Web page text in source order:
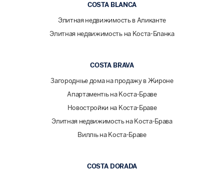
COSTA BLANCA
Элитная недвижимость в Аликанте
Элитная недвижимость на Коста-Бланка
COSTA BRAVA
Загородные дома на продажу в Жироне
Апартаменты на Коста-Браве
Новостройки на Коста-Браве
Элитная недвижимость на Коста-Брава
Виллы на Коста-Браве
COSTA DORADA